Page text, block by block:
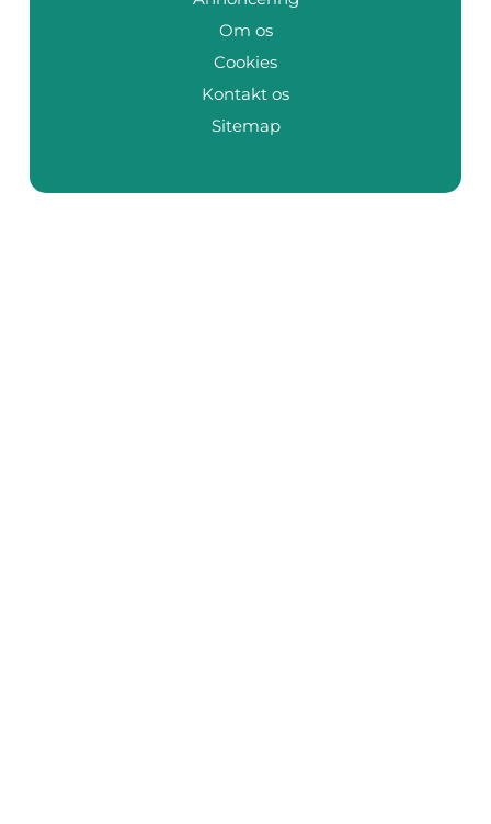
Om os
Cookies
Kontakt os
Sitemap